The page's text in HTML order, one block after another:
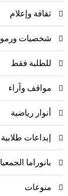
ثقافة وإعلام
شخصيات
للطلبة فقط
مواقف وآراء
أنوار رياضية
إبداعات طلابية
بانوراما
منوعات